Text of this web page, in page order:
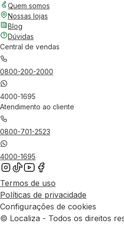
Quem somos
Nossas lojas
Blog
Dúvidas
Central de vendas
0800-200-2000
4000-1695
Atendimento ao cliente
0800-701-2523
4000-1695
Termos de uso
Políticas de privacidade
Configurações de cookies
© Localiza - Todos os direitos